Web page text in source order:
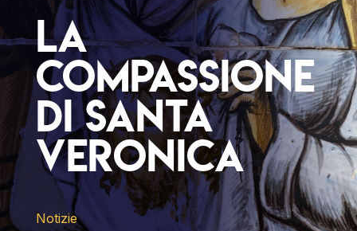
La
compassione
di Santa
Veronica
Notizie